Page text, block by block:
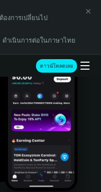
งการเปลี่ยนไป
ดำเนินการต่อในภาษาไทย
ดาวน์โหลดเลย